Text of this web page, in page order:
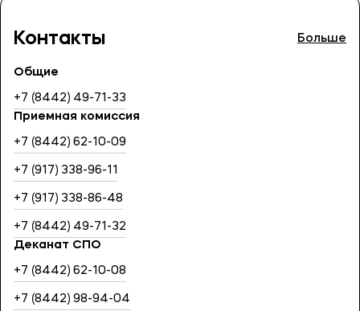
Контакты Больше
Общие
+7 (8442) 49-71-33
Приемная комиссия
+7 (8442) 62-10-09
+7 (917) 338-96-11
+7 (917) 338-86-48
+7 (8442) 49-71-32
Деканат СПО
+7 (8442) 62-10-08
+7 (8442) 98-94-04